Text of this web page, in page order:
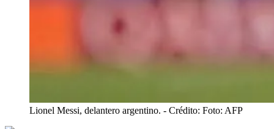
Lionel Messi, delantero argentino. - Crédito: Foto: AFP